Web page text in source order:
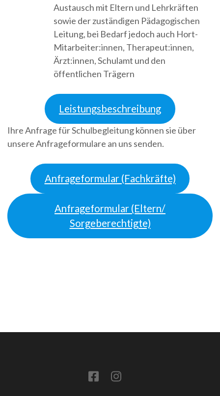
Austausch mit Eltern und Lehrkräften
sowie der zuständigen Pädagogischen
Leitung, bei Bedarf jedoch auch Hort-
Mitarbeiter:innen, Therapeut:innen,
Ärzt:innen, Schulamt und den
öffentlichen Trägern
Leistungsbeschreibung
Ihre Anfrage für Schulbegleitung können sie über
unsere Anfrageformulare an uns senden.
Anfrageformular (Fachkräfte)
Anfrageformular (Eltern/
Sorgeberechtigte)